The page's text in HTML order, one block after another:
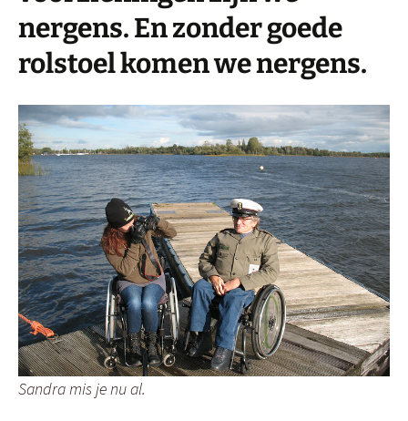
nergens. En zonder goede
rolstoel komen we nergens.
Sandra mis je nu al.